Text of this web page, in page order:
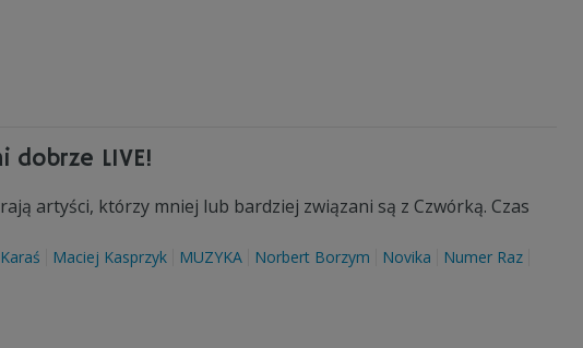
dobrze LIVE!
artyści, którzy mniej lub bardziej związani są z Czwórką. Czas
Maciej Kasprzyk MUZYKA Norbert Borzym Novika
Numer Raz